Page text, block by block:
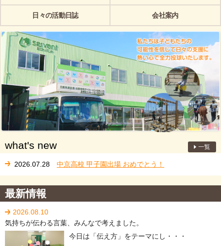
日々の活動日誌 会社案内
what's new
2026.07.28中京高校 甲子園出場 おめでとう！
一覧
最新情報
2026.08.10
気持ちが伝わる言葉、みんなで考えました。
今日は「伝え方」をテーマにし・・・